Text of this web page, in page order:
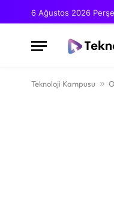
6 Ağustos 2026
Teknoloji Kampusu »